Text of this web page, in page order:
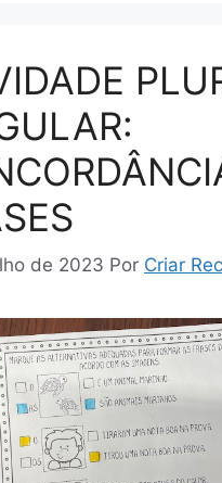
de 2023 Por Criar